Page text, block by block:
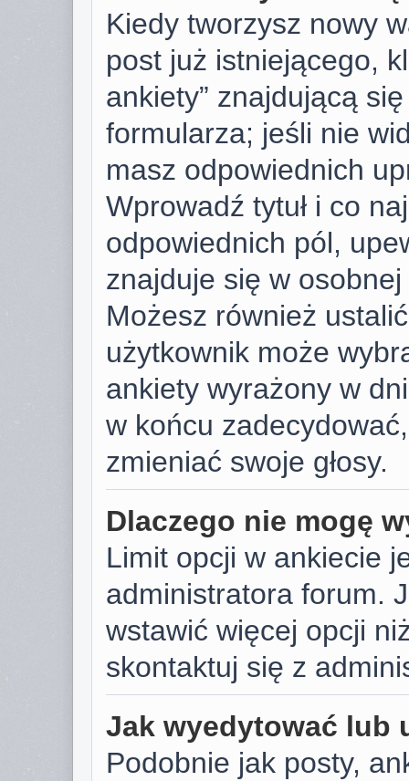
Kiedy tworzysz nowy
post już istniejącego,
ankiety” znajdującą
formularza; jeśli nie
masz odpowiednich
Wprowadź tytuł i co
odpowiednich pól,
znajduje się w
Możesz również
użytkownik może
ankiety wyrażony w
w końcu
zmieniać swoje głosy.
Dlaczego nie mogę
Limit opcji w ankiecie
administratora forum.
wstawić więcej opcji
skontaktuj się z
Jak wyedytować lub
Podobnie jak posty,